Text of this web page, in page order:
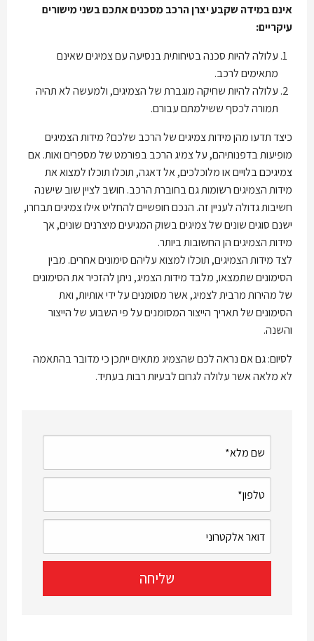
אינם במידה שקבע יצרן הרכב מסכנים אתכם בשני מישורים
עיקריים:
עלולה להיות סכנה בטיחותית בנסיעה עם צמיגים שאינם
מתאימים לרכב.
עלולה להיות שחיקה מוגברת של הצמיגים, ולמעשה לא תהיה
תמורה לכסף ששילמתם עבורם.
כיצד תדעו מהן מידות צמיגים של הרכב שלכם? מידות הצמיגים
מופיעות בדפנותיהם, על צמיג הרכב בפורמט של מספרים ואות. אם
צמיגיכם בלויים או מלוכלכים, אל דאגה, תוכלו תוכלו למצוא את
מידות הצמיגים רשומות גם בחוברת הרכב. חושב לציין שוב שישנה
חשיבות גדולה לעניין זה. הנכם חופשיים להחליט אילו צמיגים תבחרו,
ישנם סוגים שונים של צמיגים בשוק המגיעים מיצרנים שונים, אך
מידות הצמיגים הן החשובות ביותר.
לצד מידות הצמיגים, תוכלו למצוא עליהם סימונים אחרים. מבין
הסימונים שתמצאו, מלבד מידות הצמיג, ניתן להזכיר את הסימונים
של מהירות מרבית לצמיג, אשר מסומנים על ידי אותיות, ואת
הסימונים של תאריך הייצור המסומנים על פי השבוע של הייצור
והשנה.
לסיום: גם אם נראה לכם שהצמיג מתאים ייתכן כי מדובר בהתאמה
לא מלאה אשר עלולה לגרום לבעיות רבות בעתיד.